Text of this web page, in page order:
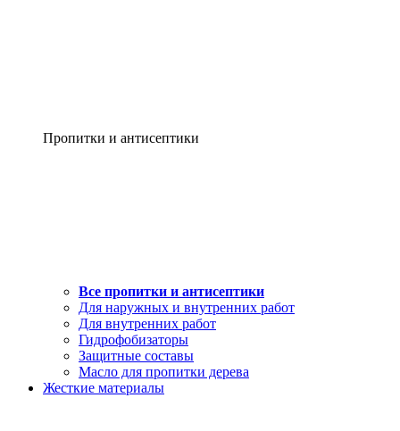
Пропитки и антисептики
Все пропитки и антисептики
Для наружных и внутренних работ
Для внутренних работ
Гидрофобизаторы
Защитные составы
Масло для пропитки дерева
Жесткие материалы